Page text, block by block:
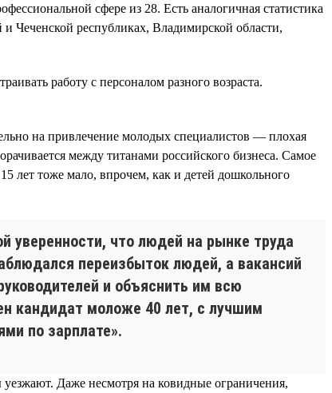
сфере из 28. Есть аналогичная статистика
Чеченской республиках, Владимирской области,
работу с персоналом разного возраста.
на привлечение молодых специалистов — плохая
между титанами российского бизнеса. Самое
лет тоже мало, впрочем, как и детей дошкольного
уверенности, что людей на рынке труда
переизбыток людей, а вакансий
и объяснить им всю
кандидат моложе 40 лет, с лучшим
по зарплате».
уезжают. Даже несмотря на ковидные ограничения,